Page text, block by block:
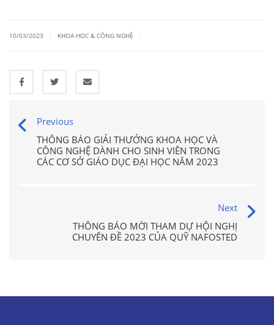
10/03/2023 KHOA HỌC & CÔNG NGHỆ
Previous
THÔNG BÁO GIẢI THƯỞNG KHOA HỌC VÀ
CÔNG NGHỆ DÀNH CHO SINH VIÊN TRONG
CÁC CƠ SỞ GIÁO DỤC ĐẠI HỌC NĂM 2023
Next
THÔNG BÁO MỜI THAM DỰ HỘI NGHỊ
CHUYÊN ĐỀ 2023 CỦA QUỸ NAFOSTED